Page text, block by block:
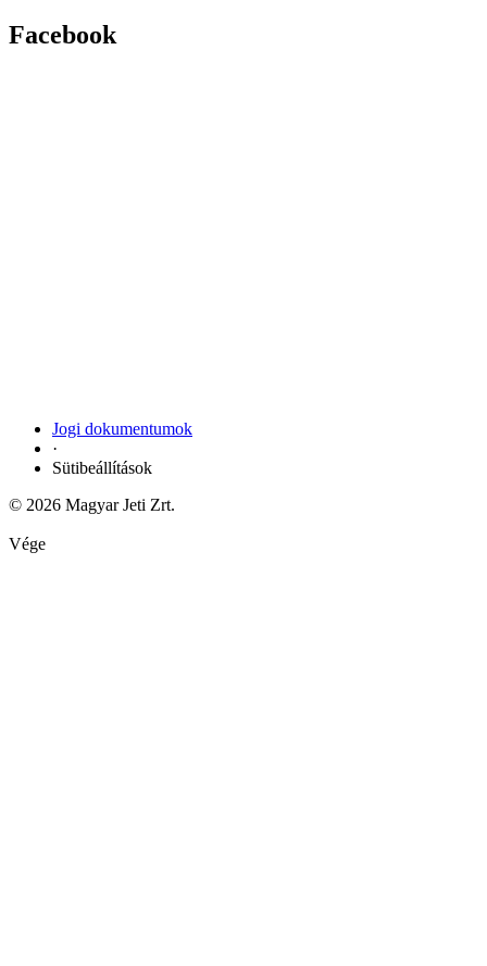
Facebook
Jogi dokumentumok
·
Sütibeállítások
© 2026 Magyar Jeti Zrt.
Vége